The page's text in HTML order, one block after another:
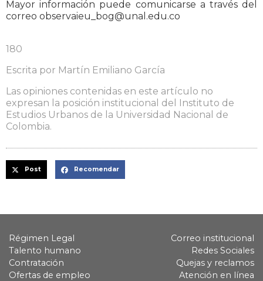
Mayor información puede comunicarse a través del
correo observaieu_bog@unal.edu.co
180
Escrita por Martín Emiliano García
Las opiniones contenidas en este artículo no
expresan la posición institucional del Instituto de
Estudios Urbanos de la Universidad Nacional de
Colombia.
Post Recomendar
Régimen Legal
Talento humano
Contratación
Ofertas de empleo
Correo institucional
Redes Sociales
Quejas y reclamos
Atención en línea